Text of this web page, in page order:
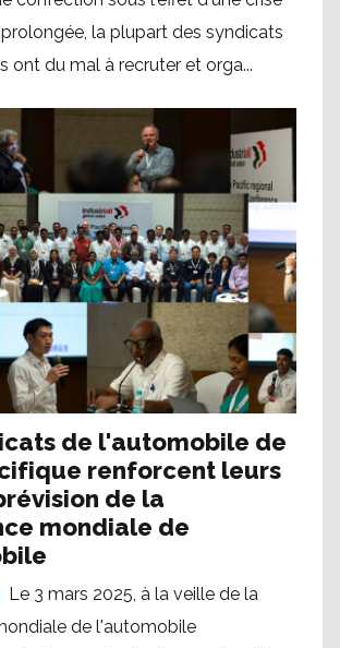
la plupart des syndicats
ont du mal à recruter et orga...
de l'automobile de
renforcent leurs
de la
mondiale de
Le 3 mars 2025, à la veille de la
de l'automobile